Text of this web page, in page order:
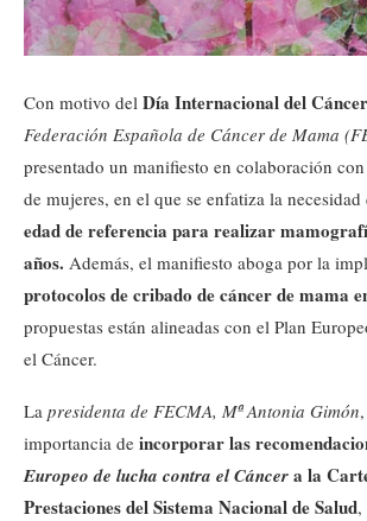
Con motivo del Día Internacional del
Federación Española de Cáncer de Mama
presentado un manifiesto en colaboración
de mujeres, en el que se enfatiza la necesidad
edad de referencia para realizar
años. Además, el manifiesto aboga por la
protocolos de cribado de cáncer de mama
propuestas están alineadas con el Plan
el Cáncer.
La presidenta de FECMA, Mª Antonia Gimón
importancia de incorporar las
Europeo de lucha contra el Cáncera la
Prestaciones del Sistema Nacional de Salud,